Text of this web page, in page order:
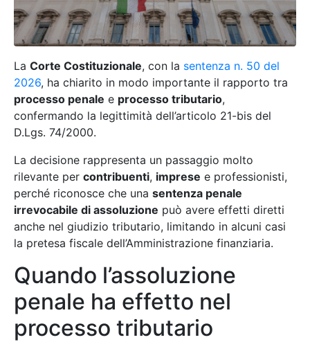
La Corte Costituzionale, con la sentenza n. 50 del
2026, ha chiarito in modo importante il rapporto tra
processo penale e processo tributario,
confermando la legittimità dell’articolo 21-bis del
D.Lgs. 74/2000.
La decisione rappresenta un passaggio molto
rilevante per contribuenti, imprese e professionisti,
perché riconosce che una sentenza penale
irrevocabile di assoluzione può avere effetti diretti
anche nel giudizio tributario, limitando in alcuni casi
la pretesa fiscale dell’Amministrazione finanziaria.
Quando l’assoluzione
penale ha effetto nel
processo tributario